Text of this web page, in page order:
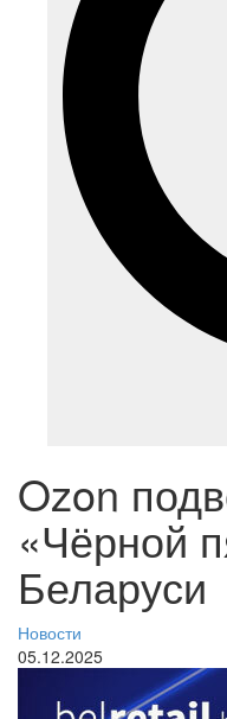
Ozon
«Чёрной
Беларуси
Новости
05.12.2025